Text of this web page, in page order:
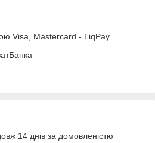
Visa, Mastercard - LiqPay
14 днів за домовленістю